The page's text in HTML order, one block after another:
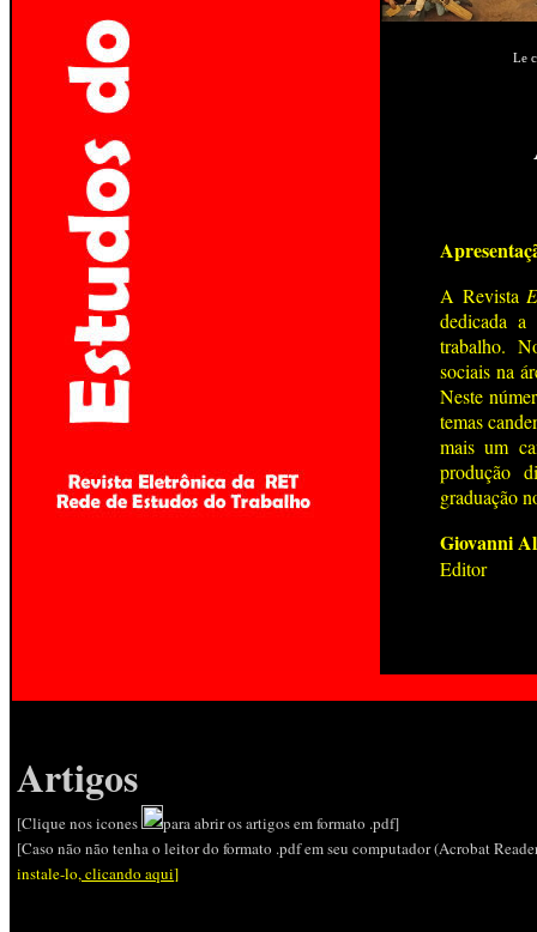
Le
A Revista
dedicada a
trabalho.
sociais na
Neste
temas
mais um
produção
graduação
Giovanni
Editor
Artigos
[Clique nos icones
para abrir os artigos em formato .pdf]
[Caso não não tenha o leitor do formato .pdf em seu computador (Acrobat
instale-lo,clicando aqui]